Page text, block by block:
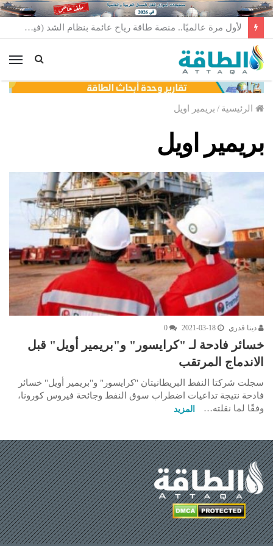
لأول مرة عالميًا.. منصة طاقة رياح عائمة بنظام الشد (فيديو)
الرئيسية / بريمير اويل
بريمير اويل
دينا قدري 2021-03-18
0
خسائر فادحة لـ "كرايسور" و"بريمير أويل" قبل
الاندماج المرتقب
سجلت شركتا النفط البريطانيتان "كرايسور" و"بريمير أويل" خسائر
فادحة نتيجة تداعيات اضطراب سوق النفط وجائحة فيروس كورونا،
وفقًا لما نقلته…
المزيد